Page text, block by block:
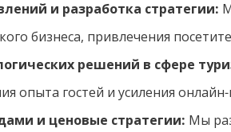
и разработка стратегии:
бизнеса, привлечения
решений в сфере
опыта гостей и усиления онлайн-
и ценовые стратегии: Мы